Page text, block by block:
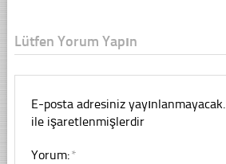
Lütfen Yorum Yapın
E-posta adresiniz yayınlanmayacak.
ile işaretlenmişlerdir
Yorum:*